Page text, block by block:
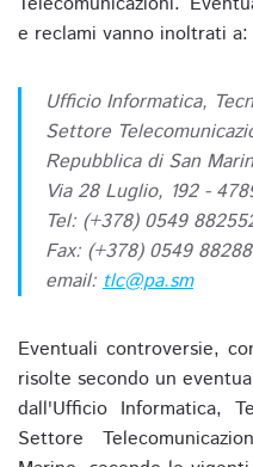
e reclami vanno inoltrati a:
Ufficio Informatica,
Settore
Repubblica di San
Via 28 Luglio, 192 -
Tel: (+378) 0549
Fax: (+378) 0549
email: tlc@pa.sm
Eventuali controversie,
risolte secondo un
dall'Ufficio Informatica,
Settore